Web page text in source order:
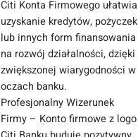
Citi Konta Firmowego ułatwia
uzyskanie kredytów, pożyczek
lub innych form finansowania
na rozwój działalności, dzięki
zwiększonej wiarygodności w
oczach banku.
Profesjonalny Wizerunek
Firmy – Konto firmowe z logo